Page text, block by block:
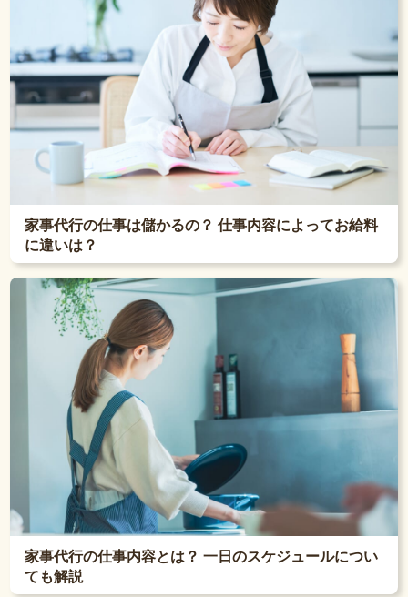
家事代行の仕事は儲かるの？ 仕事内容によってお給料
に違いは？
家事代行の仕事内容とは？ 一日のスケジュールについ
ても解説